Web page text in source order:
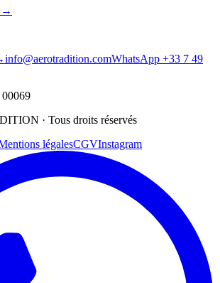
→
info@aerotradition.comWhatsApp +33 7 49
· Tous droits réservés
légalesCGVInstagram